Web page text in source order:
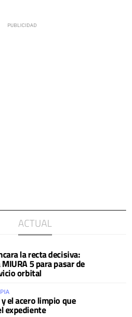
ACTUAL
la recta decisiva:
5 para pasar de
orbital
el acero limpio que
expediente